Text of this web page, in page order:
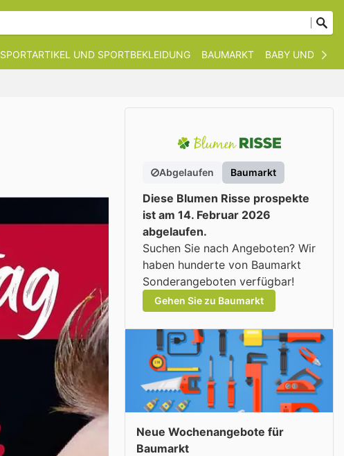
SPORTARTIKEL UND SPORTBEKLEIDUNG BAUMARKT BABY UND KIND
Abgelaufen Baumarkt
Diese Blumen Risse prospekte
ist am 14. Februar 2026
abgelaufen.
Suchen Sie nach Angeboten? Wir
haben hunderte von Baumarkt
Sonderangeboten verfügbar!
Gehen Sie zu Baumarkt
Neue Wochenangebote für
Baumarkt